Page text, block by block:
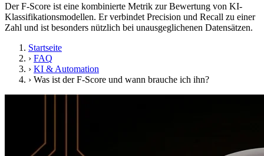
Der F-Score ist eine kombinierte Metrik zur Bewertung von KI-
Klassifikationsmodellen. Er verbindet Precision und Recall zu einer
Zahl und ist besonders nützlich bei unausgeglichenen Datensätzen.
Startseite
› FAQ
› KI & Automation
› Was ist der F-Score und wann brauche ich ihn?